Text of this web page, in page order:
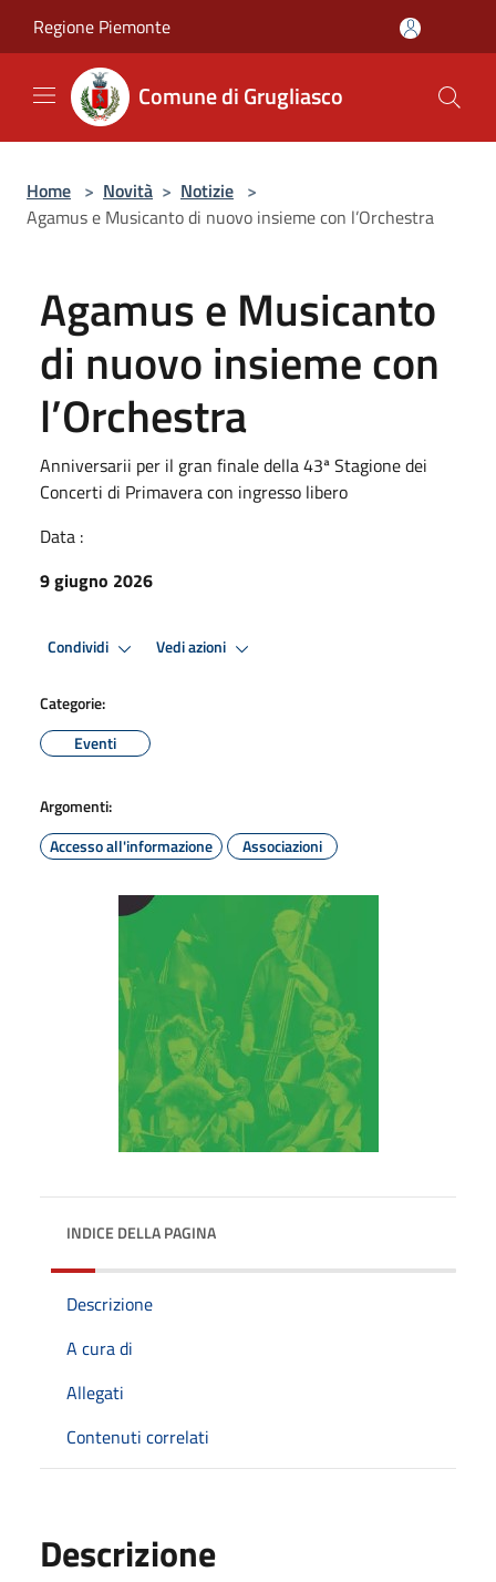
Regione Piemonte
Comune di Grugliasco
Home > Novità > Notizie >
Agamus e Musicanto di nuovo insieme con l’Orchestra
Agamus e Musicanto
di nuovo insieme con
l’Orchestra
Anniversarii per il gran finale della 43ª Stagione dei
Concerti di Primavera con ingresso libero
Data :
9 giugno 2026
Condividi Vedi azioni
Categorie:
Eventi
Argomenti:
Accesso all'informazione
Associazioni
INDICE DELLA PAGINA
Descrizione
A cura di
Allegati
Contenuti correlati
Descrizione